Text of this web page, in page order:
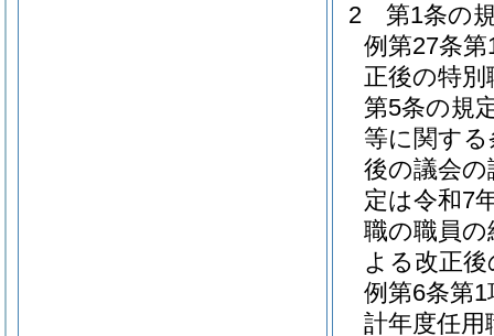
2
第1条の
例第27条
正後の特
第5条の規
等に関す
後の議会
定は令和7
職の職員
よる改正
例第6条第
計年度任用